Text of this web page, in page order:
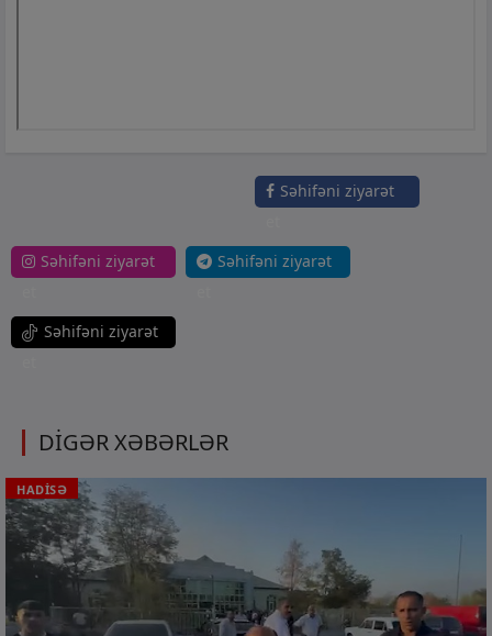
Səhifəni ziyarət
Səhifəni ziyarət
Səhifəni ziyarət
Səhifəni ziyarət
DİGƏR XƏBƏRLƏR
HADİSƏ